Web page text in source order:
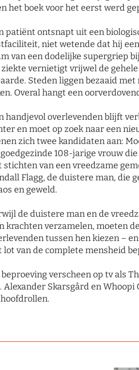
het boek voor het eerst werd
patiënt ontsnapt uit een
niet wetende dat hij
van een dodelijke supergriep
ziekte vernietigt vrijwel de
Steden liggen bezaaid
Overal hangt een
handjevol overlevenden blijft
en moet op zoek naar een
zich twee kandidaten aan:
108-jarige vrouw
stichten van een vreedzame
Flagg, de duistere man, die
en geweld.
de duistere man en de
krachten verzamelen, moeten de
tussen hen kiezen –
lot van de complete mensheid
beproeving verscheen op tv als
Alexander Skarsgård en Whoopi